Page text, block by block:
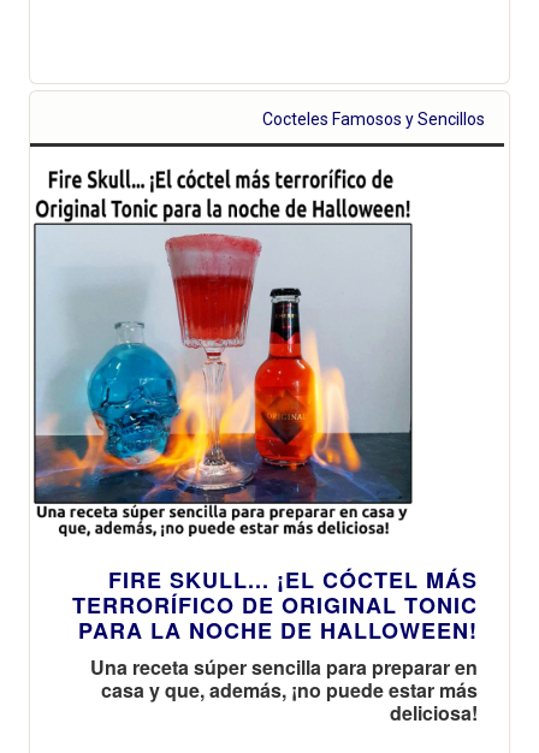
Cocteles Famosos y Sencillos
FIRE SKULL... ¡EL CÓCTEL MÁS
TERRORÍFICO DE ORIGINAL TONIC
PARA LA NOCHE DE HALLOWEEN!
Una receta súper sencilla para preparar en
casa y que, además, ¡no puede estar más
deliciosa!